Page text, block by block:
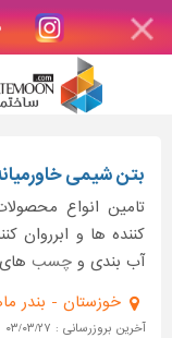
بتن شیمی
تامین انواع
کننده ها و ابرروان
آب بندی و چسب های
خوزستان - بندر ماهشهر - فاز
آخرین بروزرسانی : ۰۳/۰۳/۲۷